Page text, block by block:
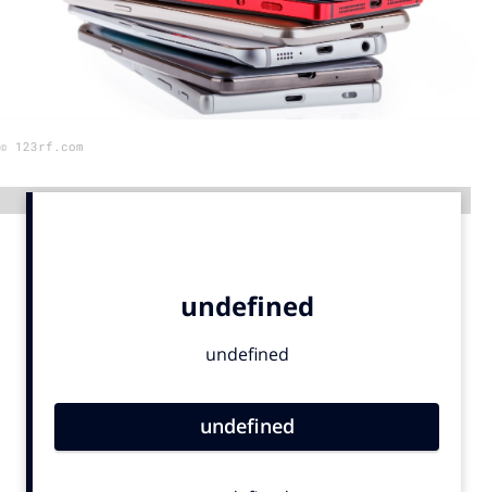
9 sept: GenAI-training
12 nov: MarketingLive!
Events
Opleidingen
Bureaus
© 123rf.com